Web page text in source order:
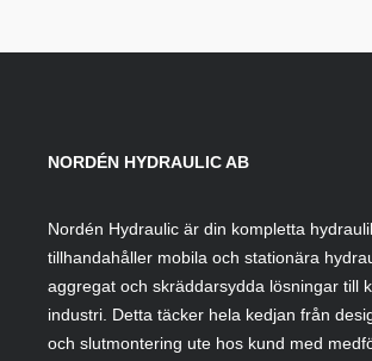
NORDÉN HYDRAULIC AB
Nordén Hydraulic är din kompletta
tillhandahåller mobila och stationära
aggregat och skräddarsydda lösningar till
industri. Detta täcker hela kedjan från
och slutmontering ute hos kund med